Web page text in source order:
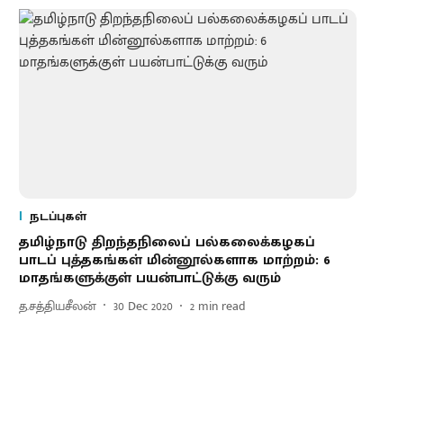
நடப்புகள்
தமிழ்நாடு திறந்தநிலைப் பல்கலைக்கழகப்
பாடப் புத்தகங்கள் மின்னூல்களாக மாற்றம்: 6
மாதங்களுக்குள் பயன்பாட்டுக்கு வரும்
த.சத்தியசீலன் 30 Dec 2020 2 min read